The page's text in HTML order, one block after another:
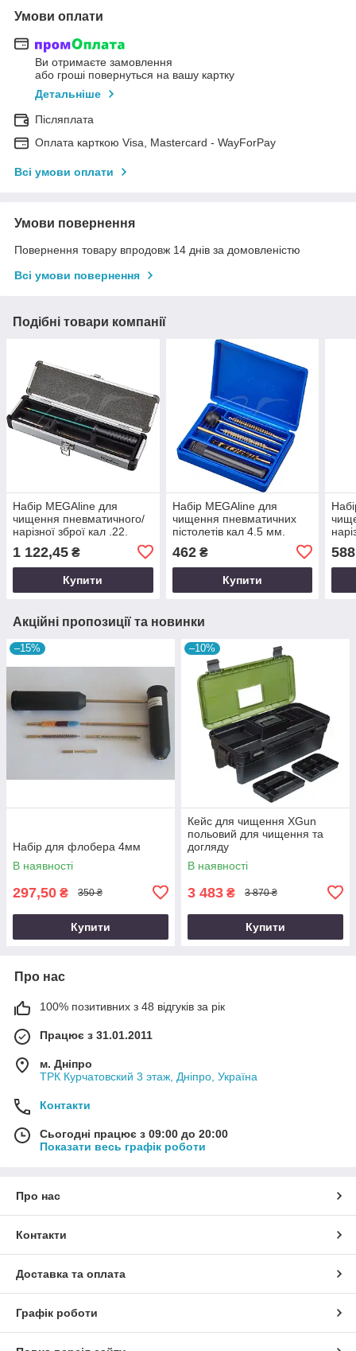
Умови оплати
Ви отримаєте замовлення
або гроші повернуться на вашу картку
Детальніше
Післяплата
Оплата карткою Visa, Mastercard - WayForPay
Всі умови оплати
Умови повернення
Повернення товару впродовж 14 днів за домовленістю
Всі умови повернення
Подібні товари компанії
Набір MEGAline для
чищення пневматичного/
нарізної зброї кал .22.
1 122,45 ₴
Купити
Набір MEGAline для
чищення пневматичних
пістолетів кал 4.5 мм.
462₴
Купити
588
Акційні пропозиції та новинки
–15%
Набір для флобера 4мм
В наявності
297,50 ₴ 350 ₴
Купити
–10%
Кейс для чищення XGun
польовий для чищення та
догляду
В наявності
3 483 ₴ 3 870 ₴
Купити
Про нас
100% позитивних з 48 відгуків за рік
Працює з 31.01.2011
м. Дніпро
ТРК Курчатовский 3 этаж, Дніпро, Україна
Контакти
Сьогодні працює з 09:00 до 20:00
Показати весь графік роботи
Про нас
Контакти
Доставка та оплата
Графік роботи